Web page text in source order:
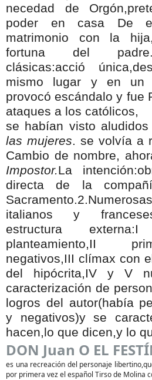
necedad de Orgón,
poder en casa De
matrimonio con la
fortuna del
clásicas:acció
mismo lugar y en un
provocó escándalo y fue
ataques a los católicos,
se habían visto
las mujeres. se volvía a
Cambio de nombre,
Impostor.La
directa de la
italianos y
estructura
planteamiento,II
negativos,III clímax con
del hipócrita,IV y V
caracterización de
logros del autor(había
y negativos)y se
hacen,lo que dicen,y lo
DON Juan O EL
es una recreación del personaje
por primera vez el español Tirso de Molina